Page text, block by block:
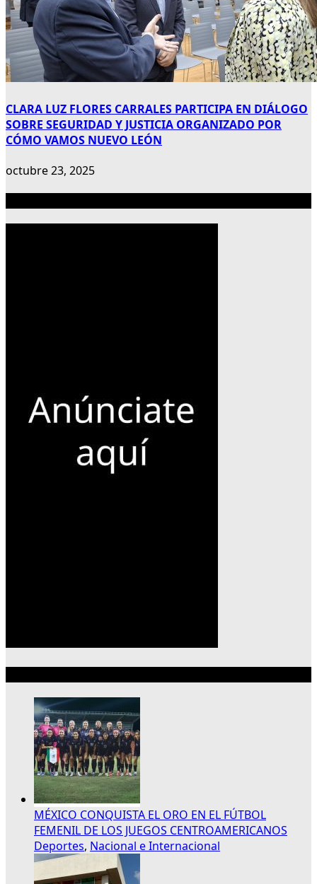
CLARA LUZ FLORES CARRALES PARTICIPA EN DIÁLOGO
SOBRE SEGURIDAD Y JUSTICIA ORGANIZADO POR
CÓMO VAMOS NUEVO LEÓN
octubre 23, 2025
MÉXICO CONQUISTA EL ORO EN EL FÚTBOL
FEMENIL DE LOS JUEGOS CENTROAMERICANOS
Deportes, Nacional e Internacional